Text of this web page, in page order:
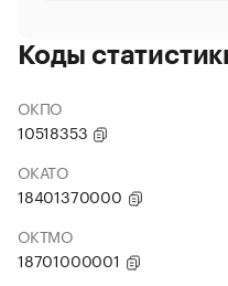
Коды
ОКПО
10518353
ОКАТО
18401370000
ОКТМО
18701000001